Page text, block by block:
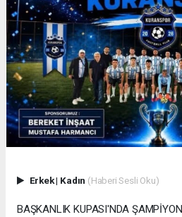
Erkek| Kadın (Haberi Sesli Oku)
BAŞKANLIK KUPASI'NDA